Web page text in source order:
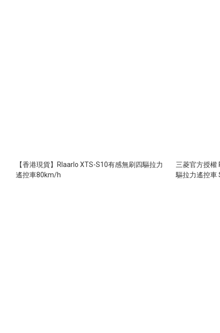
【香港現貨】Rlaarlo XTS-S10有感無刷四驅拉力
遙控車80km/h
三菱官方授權
驅拉力遙控車